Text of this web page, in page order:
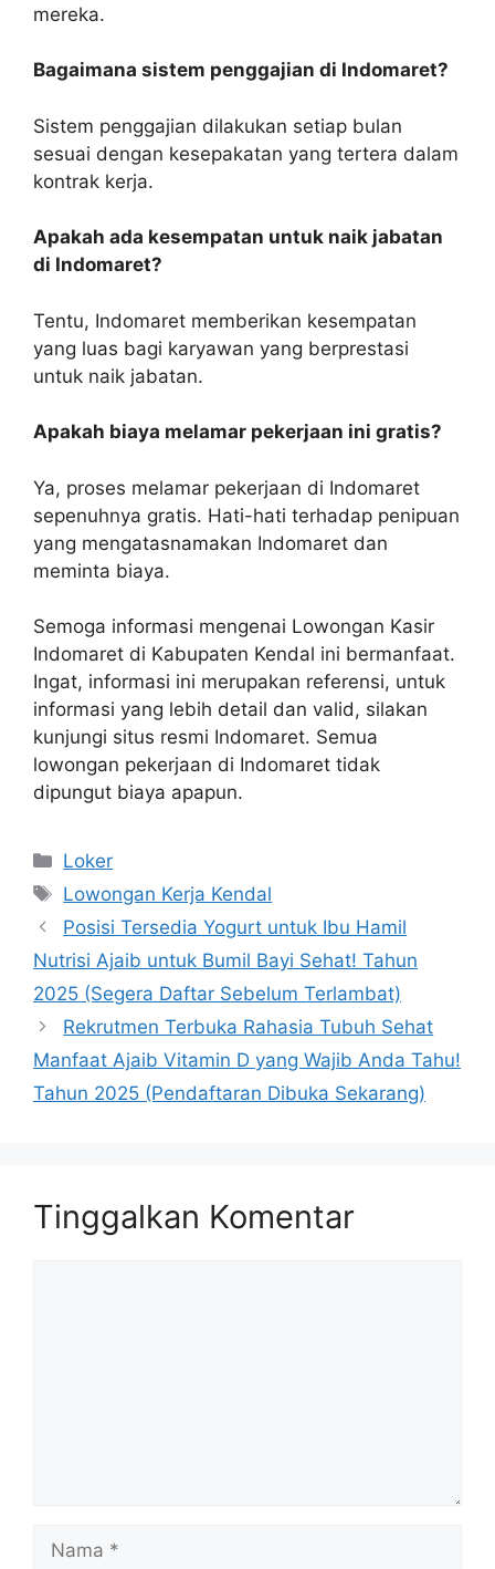
mereka.
Bagaimana sistem penggajian di Indomaret?
Sistem penggajian dilakukan setiap bulan
sesuai dengan kesepakatan yang tertera dalam
kontrak kerja.
Apakah ada kesempatan untuk naik jabatan
di Indomaret?
Tentu, Indomaret memberikan kesempatan
yang luas bagi karyawan yang berprestasi
untuk naik jabatan.
Apakah biaya melamar pekerjaan ini gratis?
Ya, proses melamar pekerjaan di Indomaret
sepenuhnya gratis. Hati-hati terhadap penipuan
yang mengatasnamakan Indomaret dan
meminta biaya.
Semoga informasi mengenai Lowongan Kasir
Indomaret di Kabupaten Kendal ini bermanfaat.
Ingat, informasi ini merupakan referensi, untuk
informasi yang lebih detail dan valid, silakan
kunjungi situs resmi Indomaret. Semua
lowongan pekerjaan di Indomaret tidak
dipungut biaya apapun.
Kategori
Loker
Tag
Lowongan Kerja Kendal
Posisi Tersedia Yogurt untuk Ibu Hamil
Nutrisi Ajaib untuk Bumil Bayi Sehat! Tahun
2025 (Segera Daftar Sebelum Terlambat)
Rekrutmen Terbuka Rahasia Tubuh Sehat
Manfaat Ajaib Vitamin D yang Wajib Anda Tahu!
Tahun 2025 (Pendaftaran Dibuka Sekarang)
Tinggalkan Komentar
Nama